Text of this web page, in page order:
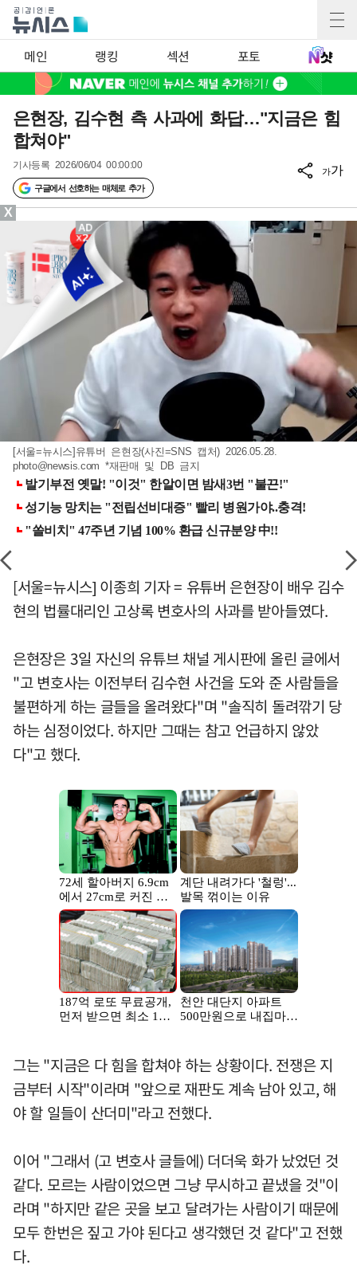
메인 랭킹 섹션 포토
은현장, 김수현 측 사과에 화답…"지금은 힘
합쳐야"
기사등록 2026/06/04 00:00:00
구글에서 선호하는 매체로 추가
가가
[서울=뉴시스]유튜버 은현장(사진=SNS 캡처) 2026.05.28.
photo@newsis.com *재판매 및 DB 금지
[서울=뉴시스] 이종희 기자 = 유튜버 은현장이 배우 김수
현의 법률대리인 고상록 변호사의 사과를 받아들였다.
은현장은 3일 자신의 유튜브 채널 게시판에 올린 글에서
"고 변호사는 이전부터 김수현 사건을 도와 준 사람들을
불편하게 하는 글들을 올려왔다"며 "솔직히 돌려깎기 당
하는 심정이었다. 하지만 그때는 참고 언급하지 않았
다"고 했다.
그는 "지금은 다 힘을 합쳐야 하는 상황이다. 전쟁은 지
금부터 시작"이라며 "앞으로 재판도 계속 남아 있고, 해
야 할 일들이 산더미"라고 전했다.
이어 "그래서 (고 변호사 글들에) 더더욱 화가 났었던 것
같다. 모르는 사람이었으면 그냥 무시하고 끝냈을 것"이
라며 "하지만 같은 곳을 보고 달려가는 사람이기 때문에
모두 한번은 짚고 가야 된다고 생각했던 것 같다"고 전했
다.
X